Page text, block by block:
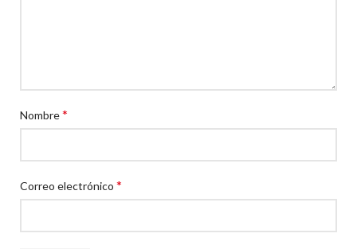
Nombre*
Correo electrónico *